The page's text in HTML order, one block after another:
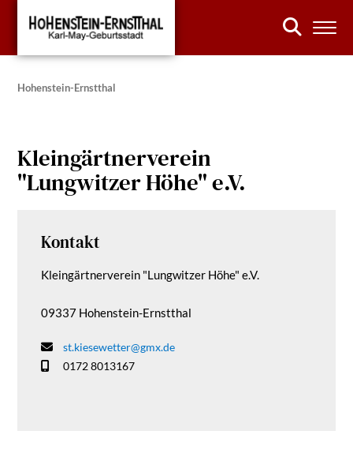
Hohenstein-Ernstthal
Kleingärtnerverein
"Lungwitzer Höhe" e.V.
Kontakt
Kleingärtnerverein "Lungwitzer Höhe" e.V.
09337 Hohenstein-Ernstthal
st.kiesewetter@gmx.de
0172 8013167